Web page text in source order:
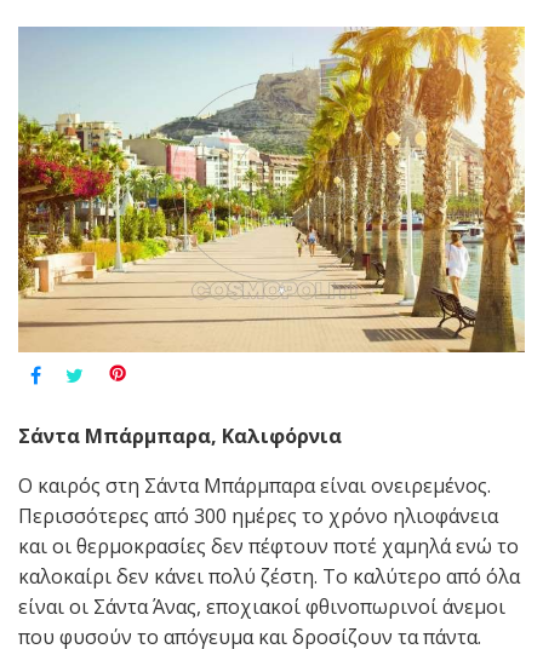
Σάντα Μπάρμπαρα, Καλιφόρνια
Ο καιρός στη Σάντα Μπάρμπαρα είναι ονειρεμένος.
Περισσότερες από 300 ημέρες το χρόνο ηλιοφάνεια
και οι θερμοκρασίες δεν πέφτουν ποτέ χαμηλά ενώ το
καλοκαίρι δεν κάνει πολύ ζέστη. Το καλύτερο από όλα
είναι οι Σάντα Άνας, εποχιακοί φθινοπωρινοί άνεμοι
που φυσούν το απόγευμα και δροσίζουν τα πάντα.